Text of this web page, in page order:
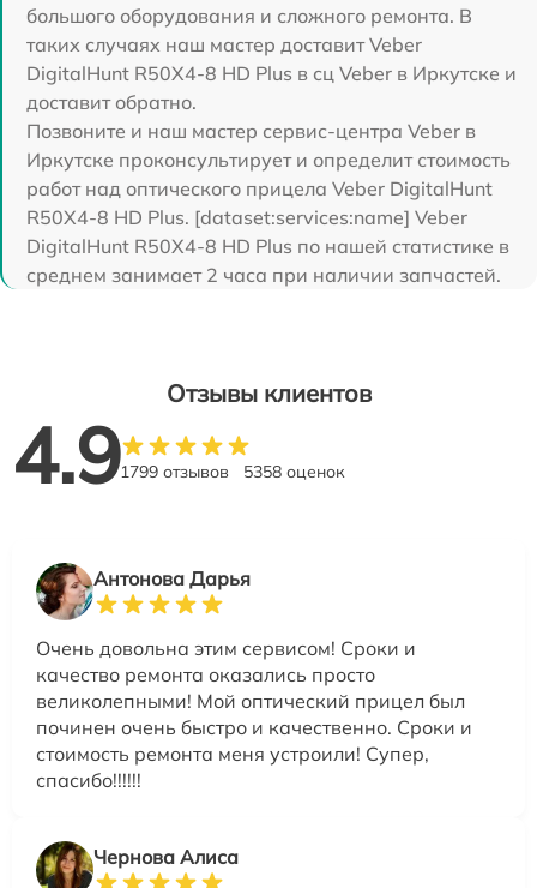
большого оборудования и сложного ремонта. В
таких случаях наш мастер доставит Veber
DigitalHunt R50X4-8 HD Plus в сц Veber в Иркутске и
доставит обратно.
Позвоните и наш мастер сервис-центра Veber в
Иркутске проконсультирует и определит стоимость
работ над оптического прицела Veber DigitalHunt
R50X4-8 HD Plus. [dataset:services:name] Veber
DigitalHunt R50X4-8 HD Plus по нашей статистике в
среднем занимает 2 часа при наличии запчастей.
Отзывы клиентов
4.91799 отзывов 5358 оценок
Антонова Дарья
Очень довольна этим сервисом! Сроки и
качество ремонта оказались просто
великолепными! Мой оптический прицел был
починен очень быстро и качественно. Сроки и
стоимость ремонта меня устроили! Супер,
спасибо!!!!!!
Чернова Алиса